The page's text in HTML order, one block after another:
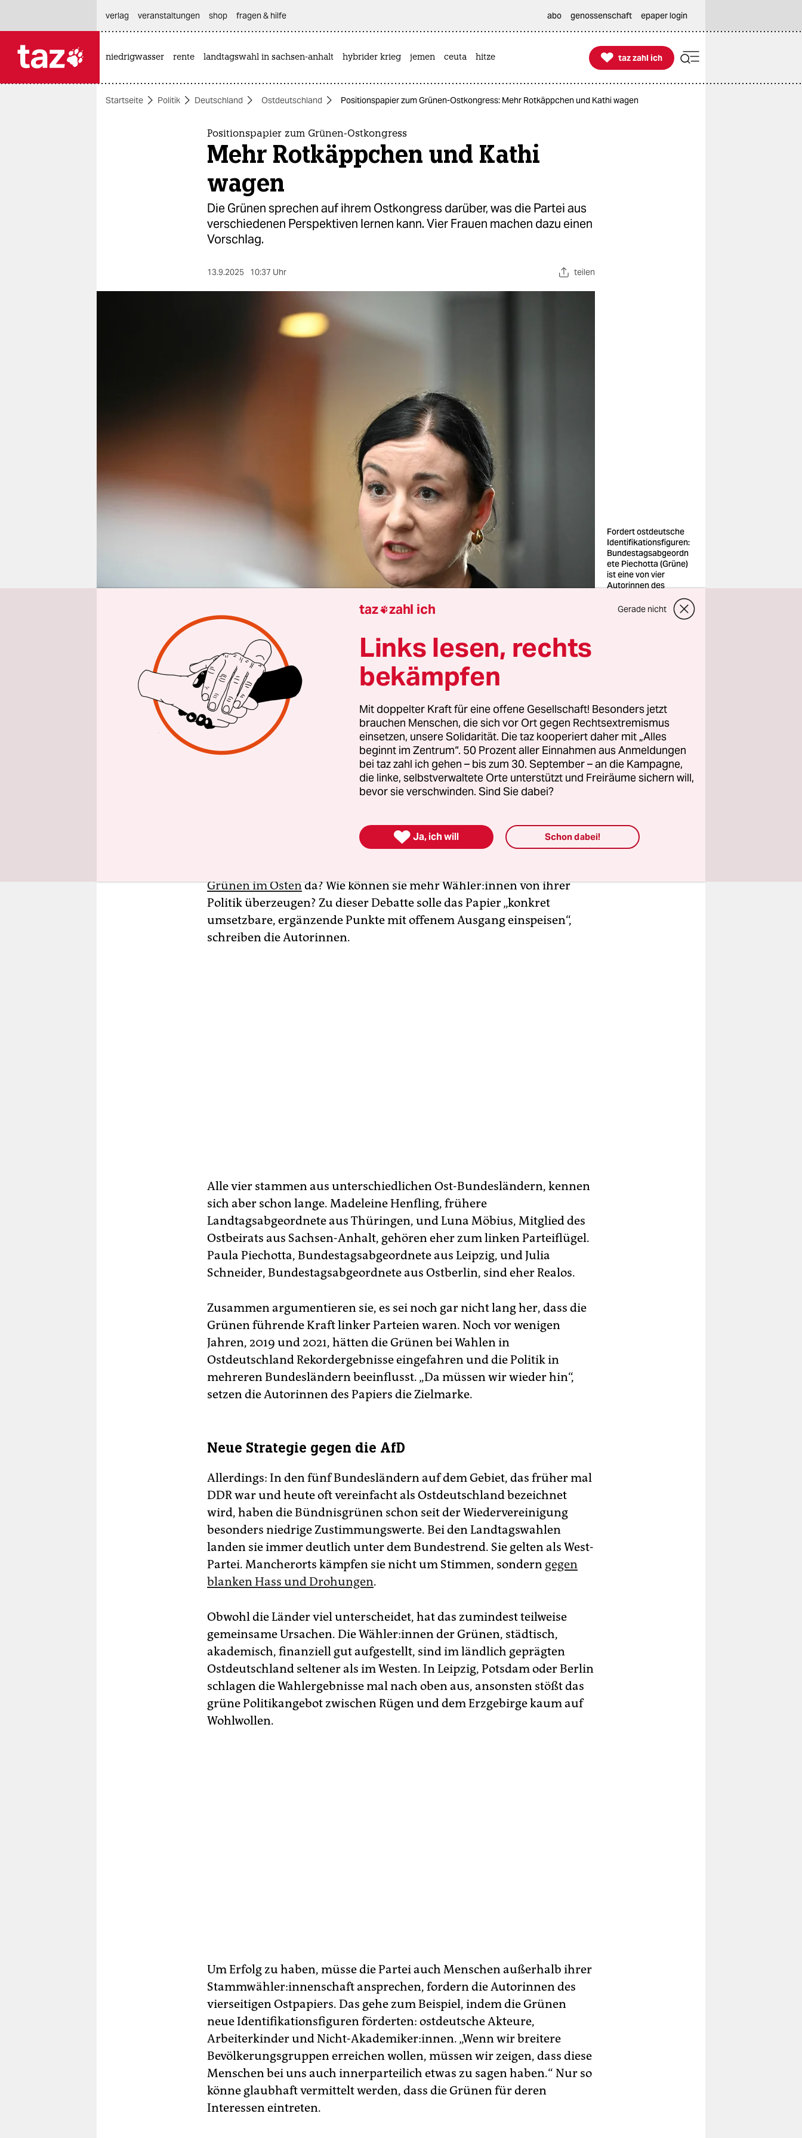
themen
nord
abo
verlag
veranstaltungen shop fragen & hilfe abo genossenschaft epaper login
niedrigwasser rente landtagswahl in sachsen-anhalt hybrider krieg jemen ceuta hitze 
taz zahl ich
taz zahl ich
Startseite Politik Deutschland Ostdeutschland Positionspapier zum Grünen-Ostkongress: Mehr Rotkäppchen und Kathi wagen
Positionspapier zum Grünen-Ostkongress
Mehr Rotkäppchen und Kathi
wagen
Die Grünen sprechen auf ihrem Ostkongress darüber, was die Partei aus
verschiedenen Perspektiven lernen kann. Vier Frauen machen dazu einen
Vorschlag.
13.9.2025 10:37 Uhr teilen
Fordert ostdeutsche
Identifikationsfiguren:
Bundestagsabgeordn
ete Piechotta (Grüne)
ist eine von vier
Autorinnen des
Foto: Katharina
Aus Wittenberg David Muschenich
Eigentlich sei das mit dem Osten und den Grünen gar nicht so
kompliziert. Wenn sie alte Fehler vermeidet und die Potenziale in
Ostdeutschland nutzt, könnte die Partei davon bundesweit profitieren.
das „Ostpapier“, das vier grüne
Politikerinnen am Samstagvormittag veröffentlicht haben. Es steht im
Kontext des ersten Ostkongresses der Bündnisgrünen in Lutherstadt
An diesem Wochenende diskutieren dort in Sachsen-Anhalt rund 500
Grünen im Ostenda? Wie können sie mehr Wäh­le­r:in­nen von ihrer
Politik überzeugen? Zu dieser Debatte solle das Papier „konkret
umsetzbare, ergänzende Punkte mit offenem Ausgang einspeisen“,
schreiben die Autorinnen.
Alle vier stammen aus unterschiedlichen Ost-Bundesländern, kennen
sich aber schon lange. Madeleine Henfling, frühere
Landtagsabgeordnete aus Thüringen, und Luna Möbius, Mitglied des
Ostbeirats aus Sachsen-Anhalt, gehören eher zum linken Parteiflügel.
Paula Piechotta, Bundestagsabgeordnete aus Leipzig, und Julia
Schneider, Bundestagsabgeordnete aus Ostberlin, sind eher Realos.
Zusammen argumentieren sie, es sei noch gar nicht lang her, dass die
Grünen führende Kraft linker Parteien waren. Noch vor wenigen
Jahren, 2019 und 2021, hätten die Grünen bei Wahlen in
Ostdeutschland Rekordergebnisse eingefahren und die Politik in
mehreren Bundesländern beeinflusst. „Da müssen wir wieder hin“,
setzen die Autorinnen des Papiers die Zielmarke.
Neue Strategie gegen die AfD
Allerdings: In den fünf Bundesländern auf dem Gebiet, das früher mal
DDR war und heute oft vereinfacht als Ostdeutschland bezeichnet
wird, haben die Bündnisgrünen schon seit der Wiedervereinigung
besonders niedrige Zustimmungswerte. Bei den Landtagswahlen
landen sie immer deutlich unter dem Bundestrend. Sie gelten als West-
Partei. Mancherorts kämpfen sie nicht um Stimmen, sondern gegen
blanken Hass und Drohungen.
Obwohl die Länder viel unterscheidet, hat das zumindest teilweise
gemeinsame Ursachen. Die Wäh­le­r:in­nen der Grünen, städtisch,
akademisch, finanziell gut aufgestellt, sind im ländlich geprägten
Ostdeutschland seltener als im Westen. In Leipzig, Potsdam oder Berlin
schlagen die Wahlergebnisse mal nach oben aus, ansonsten stößt das
grüne Politikangebot zwischen Rügen und dem Erzgebirge kaum auf
Wohlwollen.
Um Erfolg zu haben, müsse die Partei auch Menschen außerhalb ihrer
Stamm­wäh­le­r:in­nen­schaft ansprechen, fordern die Autorinnen des
vierseitigen Ostpapiers. Das gehe zum Beispiel, indem die Grünen
neue Identifikationsfiguren förderten: ostdeutsche Akteure,
Arbeiterkinder und Nicht-Akademiker:innen. „Wenn wir breitere
Bevölkerungsgruppen erreichen wollen, müssen wir zeigen, dass diese
Menschen bei uns auch innerparteilich etwas zu sagen haben.“ Nur so
könne glaubhaft vermittelt werden, dass die Grünen für deren
Interessen eintreten.
taz zahl ich Gerade nicht
Links lesen, rechts
bekämpfen
Mit doppelter Kraft für eine offene Gesellschaft! Besonders jetzt
brauchen Menschen, die sich vor Ort gegen Rechtsextremismus
einsetzen, unsere Solidarität. Die taz kooperiert daher mit „Alles
beginnt im Zentrum“. 50 Prozent aller Einnahmen aus Anmeldungen
bei taz zahl ich gehen – bis zum 30. September – an die Kampagne,
die linke, selbstverwaltete Orte unterstützt und Freiräume sichern will,
bevor sie verschwinden. Sind Sie dabei?
 Ja, ich will Schon dabei!